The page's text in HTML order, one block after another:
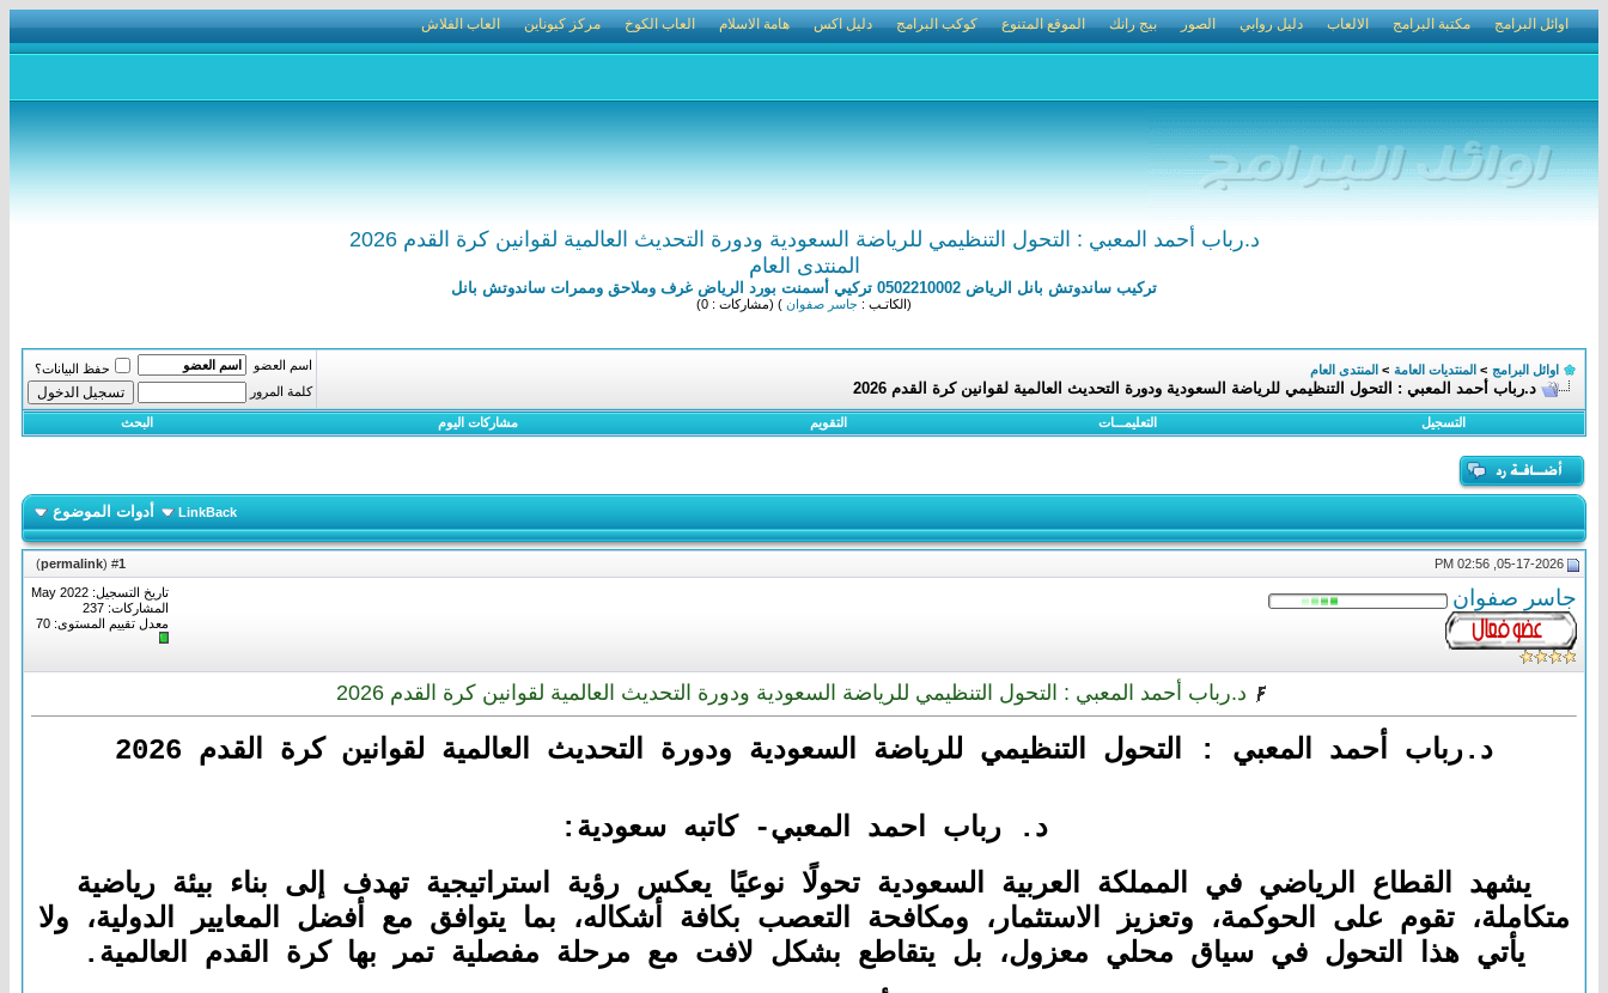
اوائل البرامج مكتبة البرامج الالعاب دليل روابي الصور بيج رانك الموقع المتنوع كوكب البرامج دليل اكس هامة الاسلام العاب الكوخ مركز كيوناين العاب الفلاش
د.رباب أحمد المعبي : التحول التنظيمي للرياضة السعودية ودورة التحديث العالمية لقوانين كرة القدم 2026
المنتدى العام
تركيب ساندوتش بانل الرياض 0502210002 تركيي أسمنت بورد الرياض غرف وملاحق وممرات ساندوتش بانل
(الكاتـب : جاسر صفوان ) (مشاركات : 0)
اوائل البرامج > المنتديات العامة > المنتدى العام
د.رباب أحمد المعبي : التحول التنظيمي للرياضة السعودية ودورة التحديث العالمية لقوانين كرة القدم 2026
اسم العضو
حفظ البيانات؟
كلمة المرور
التسجيل التعليمـــات التقويم مشاركات اليوم البحث
LinkBack أدوات الموضوع
1
(
permalink
)
جاسر صفوان
تاريخ التسجيل: May 2022
المشاركات: 237
معدل تقييم المستوى: 70
د.رباب أحمد المعبي : التحول التنظيمي للرياضة السعودية ودورة التحديث العالمية لقوانين كرة القدم 2026
د.رباب أحمد المعبي : التحول التنظيمي للرياضة السعودية ودورة التحديث العالمية لقوانين كرة القدم 2026
د. رباب احمد المعبي- كاتبه سعودية:
يشهد القطاع الرياضي في المملكة العربية السعودية تحولًا نوعيًا يعكس رؤية استراتيجية تهدف إلى بناء بيئة رياضية
متكاملة، تقوم على الحوكمة، وتعزيز الاستثمار، ومكافحة التعصب بكافة أشكاله، بما يتوافق مع أفضل المعايير الدولية، ولا
يأتي هذا التحول في سياق محلي معزول، بل يتقاطع بشكل لافت مع مرحلة مفصلية تمر بها كرة القدم العالمية.